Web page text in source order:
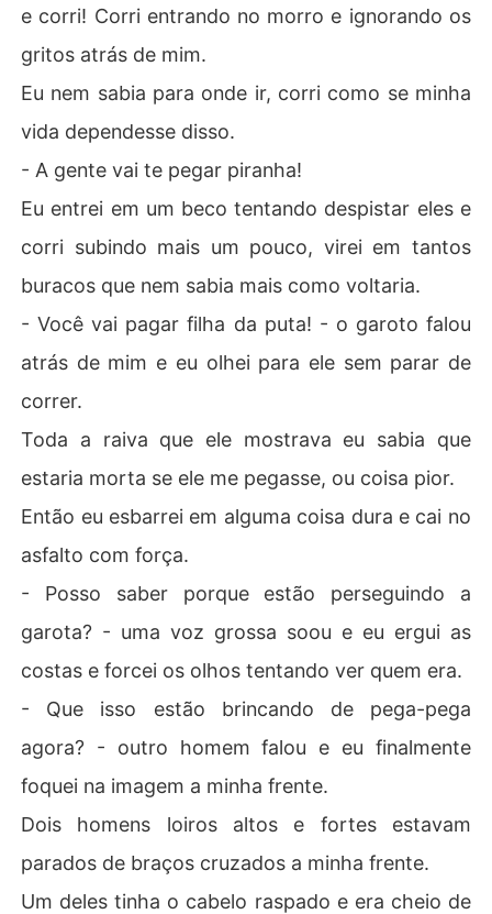
e corri! Corri entrando no morro e ignorando os
gritos atrás de mim.
Eu nem sabia para onde ir, corri como se minha
vida dependesse disso.
- A gente vai te pegar piranha!
Eu entrei em um beco tentando despistar eles e
corri subindo mais um pouco, virei em tantos
buracos que nem sabia mais como voltaria.
- Você vai pagar filha da puta! - o garoto falou
atrás de mim e eu olhei para ele sem parar de
correr.
Toda a raiva que ele mostrava eu sabia que
estaria morta se ele me pegasse, ou coisa pior.
Então eu esbarrei em alguma coisa dura e cai no
asfalto com força.
- Posso saber porque estão perseguindo a
garota? - uma voz grossa soou e eu ergui as
costas e forcei os olhos tentando ver quem era.
- Que isso estão brincando de pega-pega
agora? - outro homem falou e eu finalmente
foquei na imagem a minha frente.
Dois homens loiros altos e fortes estavam
parados de braços cruzados a minha frente.
Um deles tinha o cabelo raspado e era cheio de